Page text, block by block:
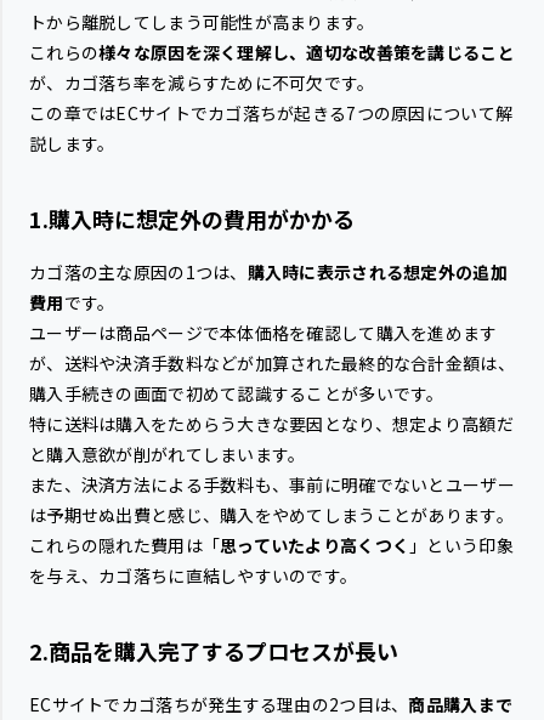
トから離脱してしまう可能性が高まります。
これらの様々な原因を深く理解し、適切な改善策を講じること
が、カゴ落ち率を減らすために不可欠です。
この章ではECサイトでカゴ落ちが起きる7つの原因について解
説します。
1.購入時に想定外の費用がかかる
カゴ落の主な原因の1つは、 購入時に表示される想定外の追加
費用です。
ユーザーは商品ページで本体価格を確認して購入を進めます
が、送料や決済手数料などが加算された最終的な合計金額は、
購入手続きの画面で初めて認識することが多いです。
特に送料は購入をためらう大きな要因となり、想定より高額だ
と購入意欲が削がれてしまいます。
また、決済方法による手数料も、事前に明確でないとユーザー
は予期せぬ出費と感じ、購入をやめてしまうことがあります。
これらの隠れた費用は「思っていたより高くつく 」という印象
を与え、カゴ落ちに直結しやすいのです。
2.商品を購入完了するプロセスが長い
ECサイトでカゴ落ちが発生する理由の2つ目は、商品購入まで